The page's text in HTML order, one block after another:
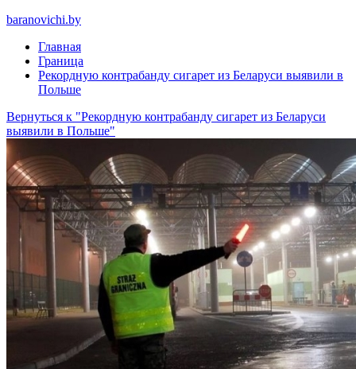
baranovichi.by
Главная
Граница
Рекордную контрабанду сигарет из Беларуси выявили в
Польше
Вернуться к "Рекордную контрабанду сигарет из Беларуси
выявили в Польше"